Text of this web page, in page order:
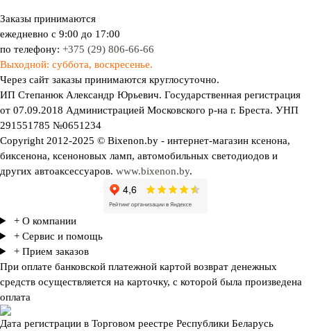
Заказы принимаются
ежедневно с 9:00 до 17:00
по телефону: +375 (29) 806-66-66
Выходной: суббота, воскресенье.
Через сайт заказы принимаются круглосуточно.
ИП Степанюк Александр Юрьевич. Государственная регистрация
от 07.09.2018 Администрацией Московского р-на г. Бреста. УНП
291551785 №0651234
Copyright 2012-2025 © Bixenon.by - интернет-магазин ксенона,
биксенона, ксеноновых ламп, автомобильных светодиодов и
других автоаксессуаров. www.bixenon.by.
+ О компании
+ Сервис и помощь
+ Прием заказов
При оплате банковской платежной картой возврат денежных
средств осуществляется на карточку, с которой была произведена
оплата
Дата регистрации в Торговом реестре Республики Беларусь